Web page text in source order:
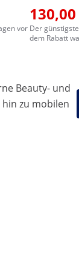
vor Der
dem Rabatt
Beauty- und
hin zu mobilen